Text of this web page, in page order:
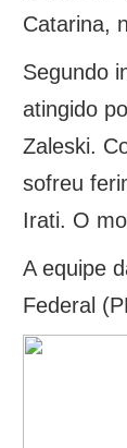
Catarina,
Segundo
atingido
Zaleski.
sofreu
Irati. O
A equipe
Federal